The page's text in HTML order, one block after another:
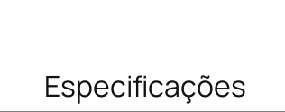
Especificações